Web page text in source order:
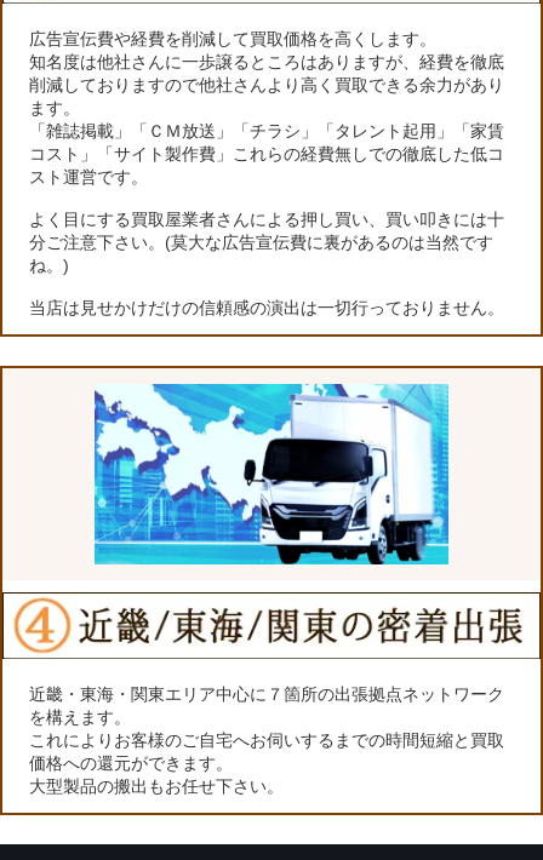
広告宣伝費や経費を削減して買取価格を高くします。
知名度は他社さんに一歩譲るところはありますが、経費を徹底
削減しておりますので他社さんより高く買取できる余力があり
ます。
「雑誌掲載」「ＣＭ放送」「チラシ」「タレント起用」「家賃
コスト」「サイト製作費」これらの経費無しでの徹底した低コ
スト運営です。
よく目にする買取屋業者さんによる押し買い、買い叩きには十
分ご注意下さい。(莫大な広告宣伝費に裏があるのは当然です
ね。)
当店は見せかけだけの信頼感の演出は一切行っておりません。
近畿・東海・関東エリア中心に７箇所の出張拠点ネットワーク
を構えます。
これによりお客様のご自宅へお伺いするまでの時間短縮と買取
価格への還元ができます。
大型製品の搬出もお任せ下さい。